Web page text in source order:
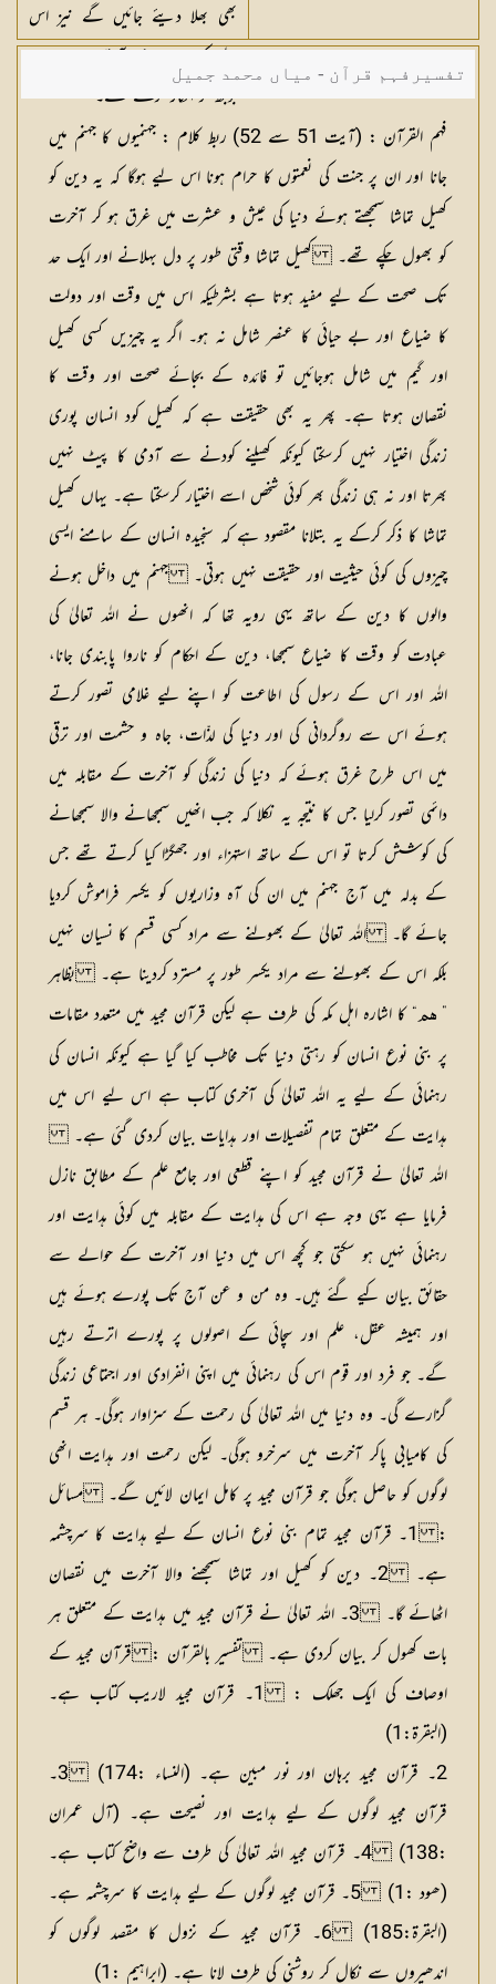
بھی بھلا دیئے جائیں گے نیز اس
لیے کہ وہ ہماری آیتوں سے جان
بوجھ کر انکار کرتے تھے۔
تفسیرفہم قرآن - میاں محمد جمیل
فہم القرآن : (آیت 51 سے 52) ربط کلام :جہنمیوں کا جہنم میں
جانا اور ان پر جنت کی نعمتوں کا حرام ہونا اس لیے ہوگا کہ یہ دین کو
کھیل تماشا سمجھتے ہوئے دنیا کی عیش و عشرت میں غرق ہو کر آخرت
کو بھول چکے تھے۔ کھیل تماشا وقتی طور پر دل بہلانے اور ایک حد
تک صحت کے لیے مفید ہوتا ہے بشرطیکہ اس میں وقت اور دولت
کا ضیاع اور بے حیائی کا عنصر شامل نہ ہو۔ اگر یہ چیزیں کسی کھیل
اور گیم میں شامل ہوجائیں تو فائدہ کے بجائے صحت اور وقت کا
نقصان ہوتا ہے۔ پھر یہ بھی حقیقت ہے کہ کھیل کود انسان پوری
زندگی اختیار نہیں کرسکتا کیونکہ کھیلنے کودنے سے آدمی کا پیٹ نہیں
بھرتا اور نہ ہی زندگی بھر کوئی شخص اسے اختیار کرسکتا ہے۔ یہاں کھیل
تماشا کا ذکر کرکے یہ بتلانا مقصود ہے کہ سنجیدہ انسان کے سامنے ایسی
چیزوں کی کوئی حیثیت اور حقیقت نہیں ہوتی۔ جہنم میں داخل ہونے
والوں کا دین کے ساتھ یہی رویہ تھا کہ انھوں نے اللہ تعالیٰ کی
عبادت کو وقت کا ضیاع سمجھا، دین کے احکام کو ناروا پابندی جانا،
اللہ اور اس کے رسول کی اطاعت کو اپنے لیے غلامی تصور کرتے
ہوئے اس سے روگردانی کی اور دنیا کی لذّات، جاہ و حشمت اور ترقی
میں اس طرح غرق ہوئے کہ دنیا کی زندگی کو آخرت کے مقابلہ میں
دائمی تصور کرلیا جس کا نتیجہ یہ نکلا کہ جب انھیں سمجھانے والا سمجھانے
کی کوشش کرتا تو اس کے ساتھ استہزاء اور جھگڑا کیا کرتے تھے جس
کے بدلہ میں آج جہنم میں ان کی آہ وزاریوں کو یکسر فراموش کردیا
جائے گا۔ اللہ تعالیٰ کے بھولنے سے مراد کسی قسم کا نسیان نہیں
بلکہ اس کے بھولنے سے مراد یکسر طور پر مسترد کردینا ہے۔ بظاہر
”ھم“ کا اشارہ اہل مکہ کی طرف ہے لیکن قرآن مجید میں متعدد مقامات
پر بنی نوع انسان کو رہتی دنیا تک مخاطب کیا گیا ہے کیونکہ انسان کی
رہنمائی کے لیے یہ اللہ تعالیٰ کی آخری کتاب ہے اس لیے اس میں
ہدایت کے متعلق تمام تفصیلات اور ہدایات بیان کردی گئی ہے۔
اللہ تعالیٰ نے قرآن مجید کو اپنے قطعی اور جامع علم کے مطابق نازل
فرمایا ہے یہی وجہ ہے اس کی ہدایت کے مقابلہ میں کوئی ہدایت اور
رہنمائی نہیں ہو سکتی جو کچھ اس میں دنیا اور آخرت کے حوالے سے
حقائق بیان کیے گئے ہیں۔ وہ من و عن آج تک پورے ہوئے ہیں
اور ہمیشہ عقل، علم اور سچائی کے اصولوں پر پورے اترتے رہیں
گے۔ جو فرد اور قوم اس کی رہنمائی میں اپنی انفرادی اور اجتماعی زندگی
گزارے گی۔ وہ دنیا میں اللہ تعالیٰ کی رحمت کے سزاوار ہوگی۔ ہر قسم
کی کامیابی پاکر آخرت میں سرخرو ہوگی۔ لیکن رحمت اور ہدایت انھی
لوگوں کو حاصل ہوگی جو قرآن مجید پر کامل ایمان لائیں گے۔مسائل
:
1۔ قرآن مجید تمام بنی نوع انسان کے لیے ہدایت کا سرچشمہ
ہے۔ 2۔ دین کو کھیل اور تماشا سمجھنے والا آخرت میں نقصان
اٹھائے گا۔ 3۔ اللہ تعالیٰ نے قرآن مجید میں ہدایت کے متعلق ہر
بات کھول کر بیان کردی ہے۔تفسیر بالقرآن : قرآن مجید کے
اوصاف کی ایک جھلک :
1۔ قرآن مجید لاریب کتاب ہے۔
(البقرۃ:1)
2۔ قرآن مجید برہان اور نور مبین ہے۔ (النساء :174) 3۔
قرآن مجید لوگوں کے لیے ہدایت اور نصیحت ہے۔ (آل عمران
:138) 4۔ قرآن مجید اللہ تعالیٰ کی طرف سے واضح کتاب ہے۔
(ھود :1) 5۔ قرآن مجید لوگوں کے لیے ہدایت کا سرچشمہ ہے۔
(البقرۃ:185) 6۔ قرآن مجید کے نزول کا مقصد لوگوں کو
اندھیروں سے نکال کر روشنی کی طرف لانا ہے۔ (ابراہیم :1)